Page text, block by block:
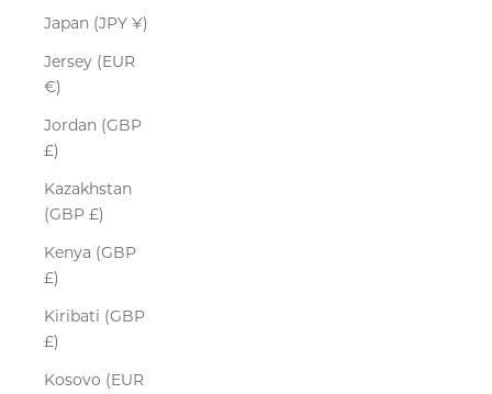
Japan (JPY ¥)
Jersey (EUR
€)
Jordan (GBP
£)
Kazakhstan
(GBP £)
Kenya (GBP
£)
Kiribati (GBP
£)
Kosovo (EUR